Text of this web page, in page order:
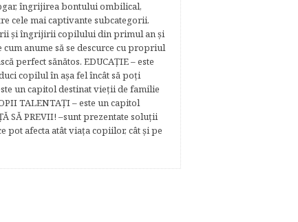
îngrijirea bontului ombilical,
cele mai captivante subcategorii.
şi îngrijirii copilului din primul an şi
anume să se descurce cu propriul
perfect sănătos. EDUCAŢIE – este
copilul în aşa fel încât să poţi
un capitol destinat vieţii de familie
TALENTAŢI – este un capitol
SĂ PREVII! –sunt prezentate soluţii
pot afecta atât viaţa copiilor, cât şi pe